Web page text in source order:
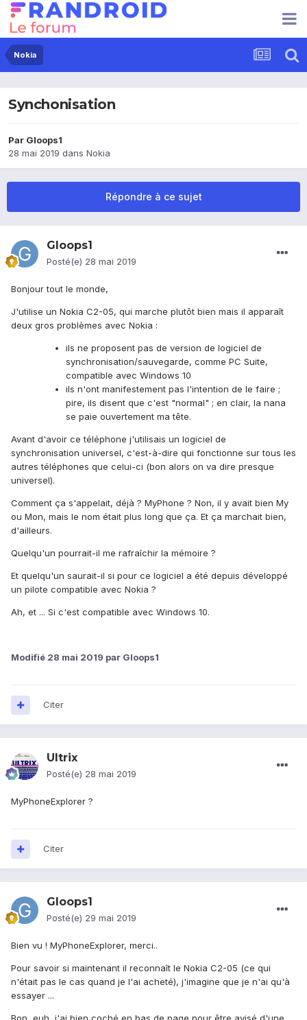
Nokia
Synchonisation
Par Gloops1
28 mai 2019 dans Nokia
Répondre à ce sujet
Gloops1
Posté(e) 28 mai 2019
Bonjour tout le monde,
J'utilise un Nokia C2-05, qui marche plutôt bien mais il apparaît
deux gros problèmes avec Nokia :
ils ne proposent pas de version de logiciel de
synchronisation/sauvegarde, comme PC Suite,
compatible avec Windows 10
ils n'ont manifestement pas l'intention de le faire ;
pire, ils disent que c'est "normal" ; en clair, la nana
se paie ouvertement ma tête.
Avant d'avoir ce téléphone j'utilisais un logiciel de
synchronisation universel, c'est-à-dire qui fonctionne sur tous les
autres téléphones que celui-ci (bon alors on va dire presque
universel).
Comment ça s'appelait, déjà ? MyPhone ? Non, il y avait bien My
ou Mon, mais le nom était plus long que ça. Et ça marchait bien,
d'ailleurs.
Quelqu'un pourrait-il me rafraîchir la mémoire ?
Et quelqu'un saurait-il si pour ce logiciel a été depuis développé
un pilote compatible avec Nokia ?
Ah, et ... Si c'est compatible avec Windows 10.
Modifié 28 mai 2019 par Gloops1
Citer
Ultrix
Posté(e) 28 mai 2019
MyPhoneExplorer ?
Citer
Gloops1
Posté(e) 29 mai 2019
Bien vu ! MyPhoneExplorer, merci..
Pour savoir si maintenant il reconnaît le Nokia C2-05 (ce qui
n'était pas le cas quand je l'ai acheté), j'imagine que je n'ai qu'à
essayer ...